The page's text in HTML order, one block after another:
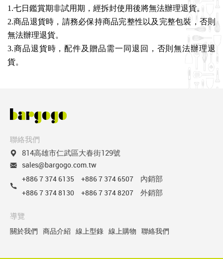
1.七日鑑賞期非試用期，經拆封使用後將無法辦理退貨。
2.商品退貨時，請務必保持商品完整性以及完整包裝，否則
無法辦理退貨。
3.商品退貨時，配件及贈品需一同退回，否則無法辦理退
貨。
聯絡我們
814高雄市仁武區大春街129號
sales@bargogo.com.tw
+886 7 374 6135
+886 7 374 6507 內銷部
+886 7 374 8130 +886 7 374 8207 外銷部
導覽
關於我們 商品介紹 線上型錄 線上購物 聯絡我們